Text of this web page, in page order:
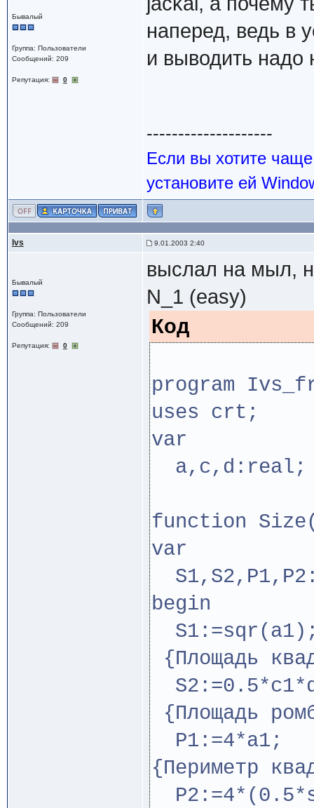
Бывалый
Группа: Пользователи
Сообщений: 209
Репутация: 0
наперед, ведь в
и выводить надо
--------------------
Если вы хотите
установите ей
Ivs 9.01.2003 2:40
Бывалый
Группа: Пользователи
Сообщений: 209
Репутация: 0
выслал на мыл,
N_1 (easy)
Код
program
uses crt;
var
a,c,d:real;
function
var
begin
{Площадь
{Площадь
{Периметр